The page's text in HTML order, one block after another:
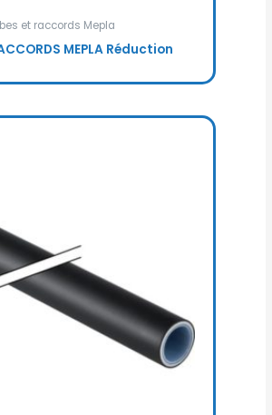
et raccords Mepla
MEPLA Réduction